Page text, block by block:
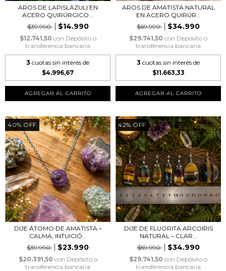
AROS DE LAPISLÁZULI EN
ACERO QUIRÚRGICO...
$39.990
$14.990
$12.741,50 con Depósito o
transferencia bancaria
3 cuotas sin interés de
$4.996,67
AROS DE AMATISTA NATURAL
EN ACERO QUIRÚR...
$69.990
$34.990
$29.741,50 con Depósito o
transferencia bancaria
3 cuotas sin interés de
$11.663,33
40% OFF
DIJE ÁTOMO DE AMATISTA –
CALMA, INTUICIÓ...
$39.990
$23.990
$20.391,50 con Depósito o
transferencia bancaria
42% OFF
DIJE DE FLUORITA ARCOIRIS
NATURAL – CLAR...
$59.990
$34.990
$29.741,50 con Depósito o
transferencia bancaria